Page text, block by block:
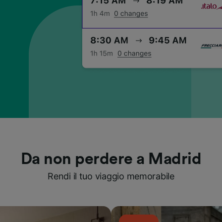
Da non perdere a Madrid
Rendi il tuo viaggio memorabile